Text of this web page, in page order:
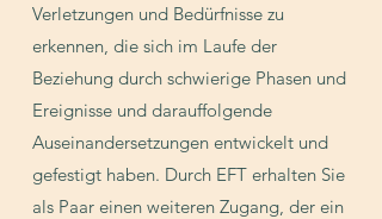
Verletzungen und Bedürfnisse zu
erkennen, die sich im Laufe der
Beziehung durch schwierige Phasen und
Ereignisse und darauffolgende
Auseinandersetzungen entwickelt und
gefestigt haben. Durch EFT erhalten Sie
als Paar einen weiteren Zugang, der ein